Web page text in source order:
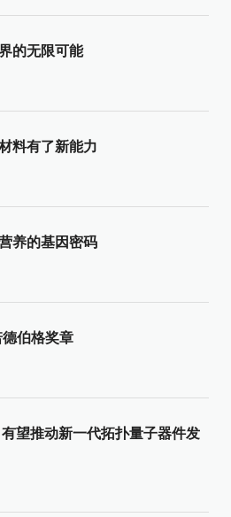
的无限可能
料有了新能力
养的基因密码
伯格奖章
望推动新一代拓扑量子器件发